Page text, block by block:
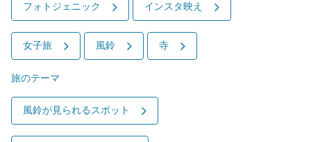
フォトジェニック インスタ映え
女子旅 風鈴 寺
旅のテーマ
風鈴が見られるスポット